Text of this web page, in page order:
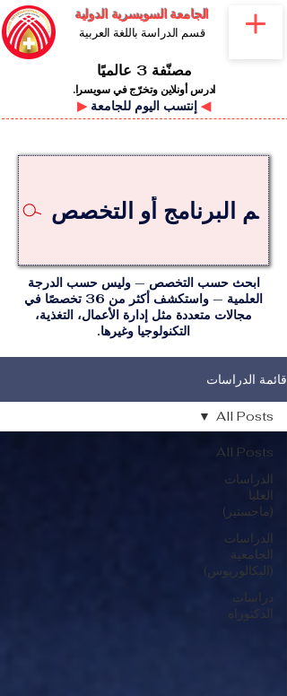
الجامعة السويسرية الدولية
قسم الدراسة باللغة العربية
مصنّفة 3 عالميًا
ادرس أونلاين وتخرّج في سويسرا.
▶ ◀
ابحث حسب التخصص — وليس حسب الدرجة
العلمية — واستكشف أكثر من 36 تخصصًا في
مجالات متعددة مثل إدارة الأعمال، التغذية،
التكنولوجيا وغيرها.
قائمة الدراسات
All Posts
الدراسات
العليا
(ماجستير)
الدراسات
الجامعية
(البكالوريوس)
دراسات
الدكتوراه
All Posts